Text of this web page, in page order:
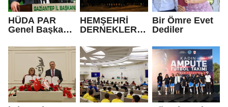
HÜDA PAR
Genel Başkanı
Terör ülkenin
gündeminden
bütünüyle
çıkmalı
HEMŞEHRİ
DERNEKLERİ
RENKLİ
GÖRÜNTÜLER
LE AÇILDI
Bir Ömre Evet
Dediler